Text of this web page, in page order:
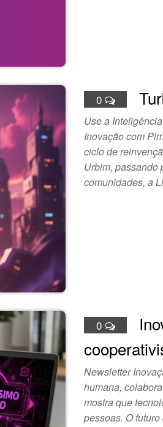
0
Use a
Inovação com
ciclo de
Urbim, passando
comunidades, a
0
Newsletter
humana,
mostra que
pessoas. O